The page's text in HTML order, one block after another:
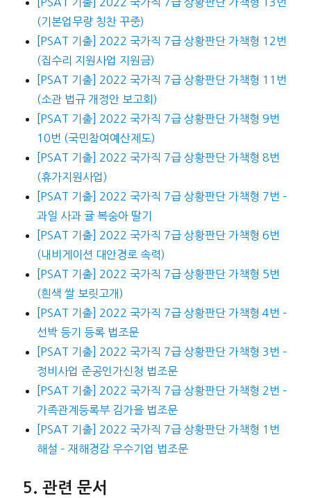
(기본업무량 칭찬 꾸중)
[PSAT 기출] 2022 국가직 7급 상황판단 가책형 12번
(집수리 지원사업 지원금)
[PSAT 기출] 2022 국가직 7급 상황판단 가책형 11번
(소관 법규 개정안 보고회)
[PSAT 기출] 2022 국가직 7급 상황판단 가책형 9번
10번 (국민참여예산제도)
[PSAT 기출] 2022 국가직 7급 상황판단 가책형 8번
(휴가지원사업)
[PSAT 기출] 2022 국가직 7급 상황판단 가책형 7번 –
과일 사과 귤 복숭아 딸기
[PSAT 기출] 2022 국가직 7급 상황판단 가책형 6번
(내비게이션 대안경로 속력)
[PSAT 기출] 2022 국가직 7급 상황판단 가책형 5번
(흰색 쌀 보릿고개)
[PSAT 기출] 2022 국가직 7급 상황판단 가책형 4번 –
선박 등기 등록 법조문
[PSAT 기출] 2022 국가직 7급 상황판단 가책형 3번 –
정비사업 준공인가신청 법조문
[PSAT 기출] 2022 국가직 7급 상황판단 가책형 2번 –
가족관계등록부 김가을 법조문
[PSAT 기출] 2022 국가직 7급 상황판단 가책형 1번
해설 – 재해경감 우수기업 법조문
관련 문서